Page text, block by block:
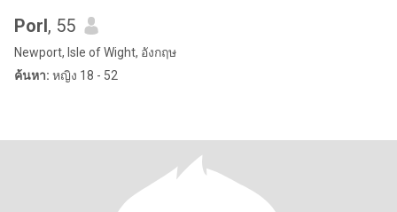
Porl, 55
Newport, Isle of Wight, อังกฤษ
ค้นหา: หญิง 18 - 52